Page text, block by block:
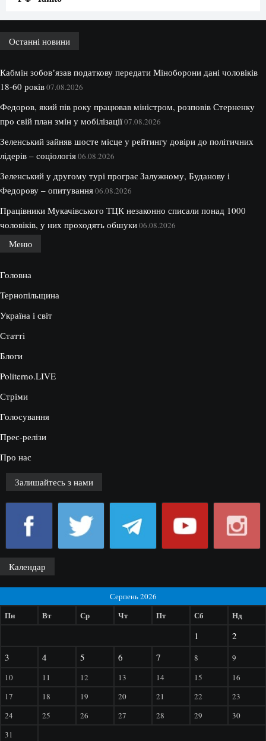
Останні новини
Кабмін зобовʼязав податкову передати Міноборони дані чоловіків
18-60 років07.08.2026
Федоров, який пів року працював міністром, розповів Стерненку
про свій план змін у мобілізації07.08.2026
Зеленський зайняв шосте місце у рейтингу довіри до політичних
лідерів – соціологія06.08.2026
Зеленський у другому турі програє Залужному, Буданову і
Федорову – опитування06.08.2026
Працівники Мукачівського ТЦК незаконно списали понад 1000
чоловіків, у них проходять обшуки06.08.2026
Меню
Головна
Тернопільщина
Україна і світ
Статті
Блоги
Politerno.LIVE
Стріми
Голосування
Прес-релізи
Про нас
Залишайтесь з нами
Календар
Серпень 2026
Пн Вт Ср Чт Пт Сб Нд
1
2
3
4 5 6 7 8
9
10
11 12 13 14 15
16
17
18 19 20 21 22
23
24
25 26 27 28 29
30
31